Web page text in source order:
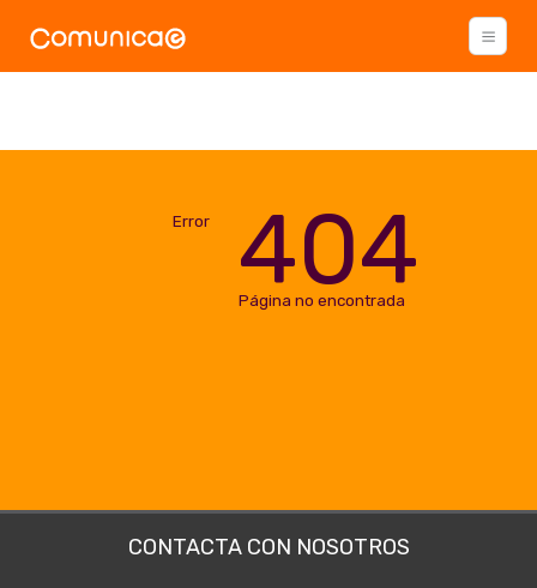
Error 404
Página no encontrada
CONTACTA CON NOSOTROS